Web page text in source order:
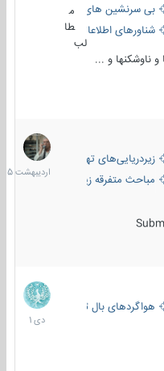
سرنشین های دریایی
اطلاعاتی و جاسوسی
طا
لب
و ...
تهاجمی
متفرقه زیرسطحی
31
1405
بال ثابت
12
دی
1401